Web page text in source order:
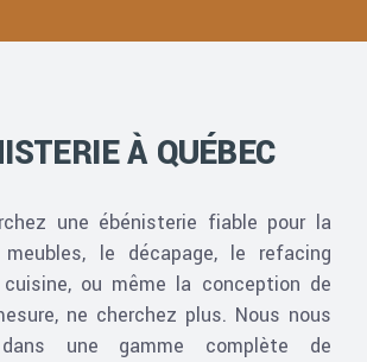
À QUÉBEC
une ébénisterie fiable pour la
le décapage, le refacing
cuisine, ou même la conception de
ne cherchez plus. Nous nous
dans une gamme complète de